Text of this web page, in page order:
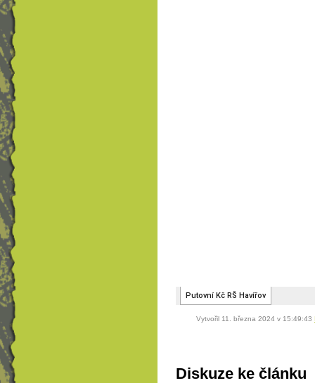
Vytvořil 11. března 2024 v 15:49:43
Diskuze ke článku